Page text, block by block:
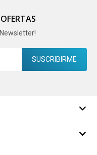
SUSCRIBIRME